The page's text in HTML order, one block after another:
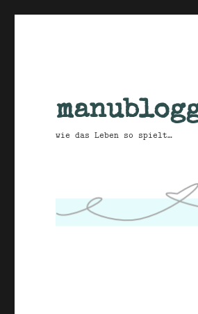
wie das Leben so spielt…